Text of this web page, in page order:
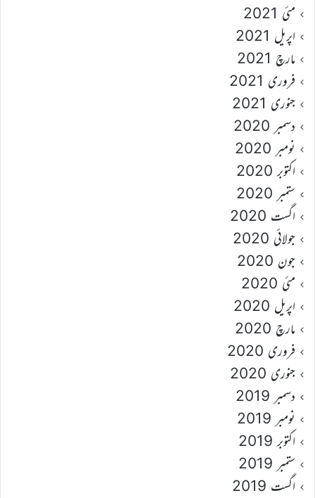
مئی 2021
اپریل 2021
مارچ 2021
فروری 2021
جنوری 2021
دسمبر 2020
نومبر 2020
اکتوبر 2020
ستمبر 2020
اگست 2020
جولائی 2020
جون 2020
مئی 2020
اپریل 2020
مارچ 2020
فروری 2020
جنوری 2020
دسمبر 2019
نومبر 2019
اکتوبر 2019
ستمبر 2019
اگست 2019